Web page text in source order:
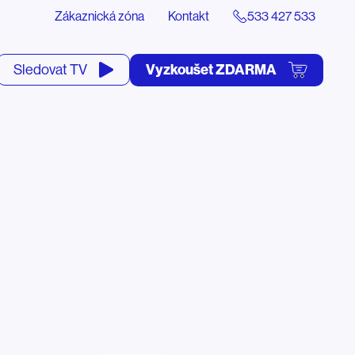
Zákaznická zóna Kontakt 533 427 533
Sledovat TV Vyzkoušet ZDARMA